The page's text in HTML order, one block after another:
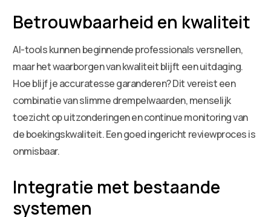
Betrouwbaarheid en kwaliteit
AI-tools kunnen beginnende professionals versnellen,
maar het waarborgen van kwaliteit blijft een uitdaging.
Hoe blijf je accuratesse garanderen? Dit vereist een
combinatie van slimme drempelwaarden, menselijk
toezicht op uitzonderingen en continue monitoring van
de boekingskwaliteit. Een goed ingericht reviewproces is
onmisbaar.
Integratie met bestaande
systemen